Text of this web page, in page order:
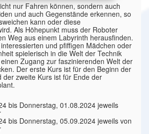
nur Fahren können, sondern auch
und auch Gegenstände erkennen, so
kann oder diese
Als Höhepunkt muss der Roboter
Weg aus einem Labyrinth herausfinden.
und pfiffigen Mädchen oder
spielerisch in die Welt der Technik
Zugang zur faszinierenden Welt der
Der erste Kurs ist für den Beginn der
der zweite Kurs ist für Ende der
bis Donnerstag, 01.08.2024 jeweils
bis Donnerstag, 05.09.2024 jeweils von